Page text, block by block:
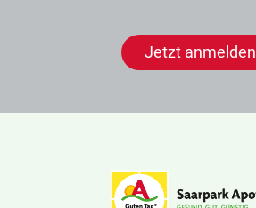
Jetzt anmelden